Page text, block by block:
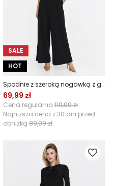
SALE
HOT
Spodnie z szeroką nogawką z gumą w pasie
69,99 zł
Cena regularna 119,99 zł
Najniższa cena z 30 dni przed
obniżką 89,99 zł